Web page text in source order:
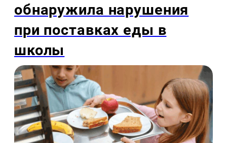
обнаружила нарушения
при поставках еды в
школы